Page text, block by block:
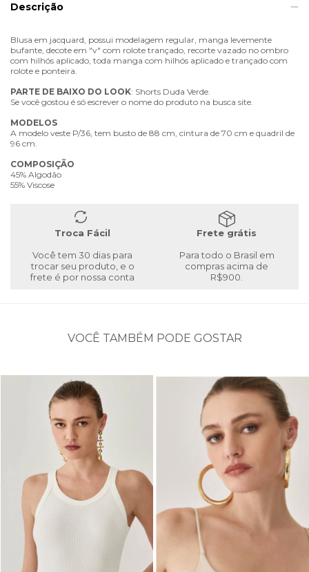
Descrição
Blusa em jacquard, possui modelagem regular, manga levemente
bufante, decote em "v" com rolote trançado, recorte vazado no ombro
com hilhós aplicado, toda manga com hilhós aplicado e trançado com
rolote e ponteira.
PARTE DE BAIXO DO LOOK: Shorts Duda Verde.
Se você gostou é só escrever o nome do produto na busca site.
MODELOS
A modelo veste P/36, tem busto de 88 cm, cintura de 70 cm e quadril de
96 cm.
COMPOSIÇÃO
45% Algodão
55% Viscose
Troca Fácil
Você tem 30 dias para
trocar seu produto, e o
frete é por nossa conta
Frete grátis
Para todo o Brasil em
compras acima de
R$900.
VOCÊ TAMBÉM PODE GOSTAR